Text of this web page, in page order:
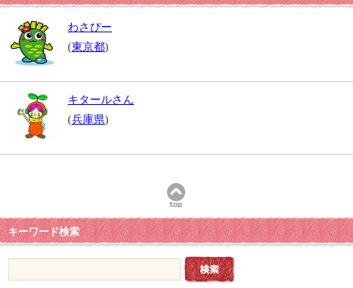
わさぴー
(東京都)
キタールさん
(兵庫県)
キーワード検索